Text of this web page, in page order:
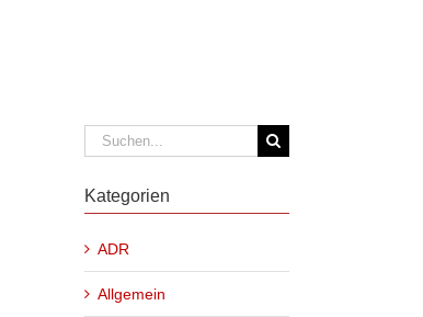
Suche
nach:
Kategorien
ADR
Allgemein